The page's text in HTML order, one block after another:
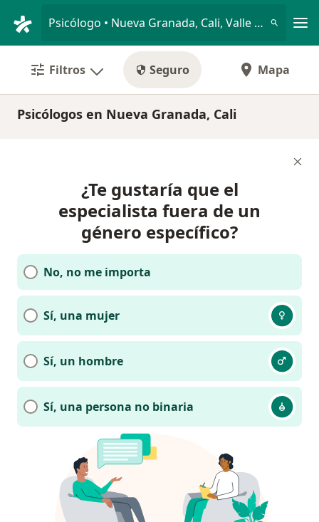
Psicólogo • Nueva Granada, Cali, Valle del Cauca
Filtros Seguro Mapa
Psicólogos en Nueva Granada, Cali
¿Te gustaría que el
especialista fuera de un
género específico?
No, no me importa
Sí, una mujer
Sí, un hombre
Sí, una persona no binaria